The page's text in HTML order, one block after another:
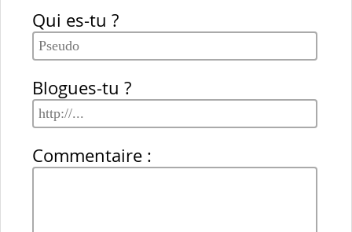
Qui es-tu ?
Blogues-tu ?
Commentaire :